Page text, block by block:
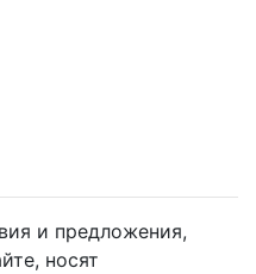
и предложения,
носят